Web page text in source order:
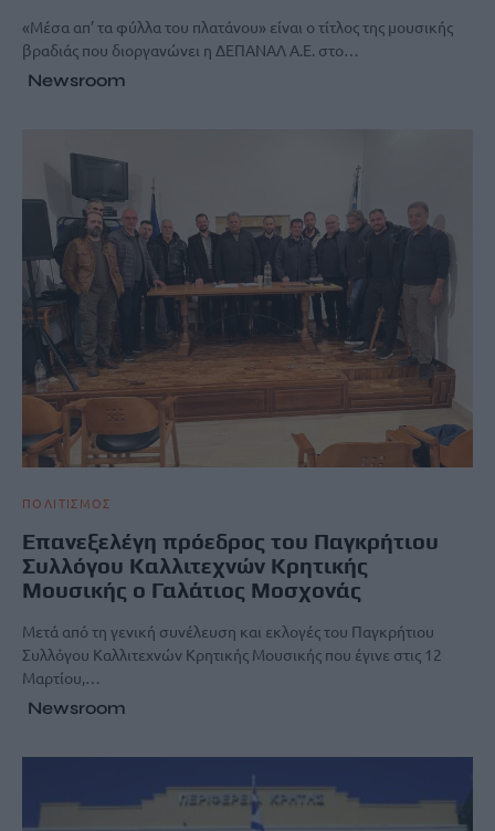
«Μέσα απ’ τα φύλλα του πλατάνου» είναι ο τίτλος της μουσικής
βραδιάς που διοργανώνει η ΔΕΠΑΝΑΛ Α.Ε. στο…
Newsroom
ΠΟΛΙΤΙΣΜΟΣ
Επανεξελέγη πρόεδρος του Παγκρήτιου
Συλλόγου Καλλιτεχνών Κρητικής
Μουσικής ο Γαλάτιος Μοσχονάς
Μετά από τη γενική συνέλευση και εκλογές του Παγκρήτιου
Συλλόγου Καλλιτεχνών Κρητικής Μουσικής που έγινε στις 12
Μαρτίου,…
Newsroom